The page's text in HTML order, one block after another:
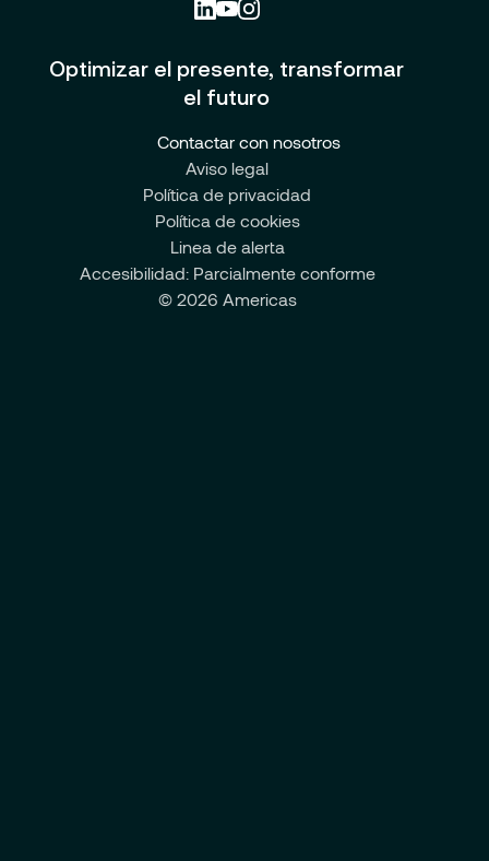
Optimizar el presente, transformar
el futuro
Contactar con nosotros
Aviso legal
Política de privacidad
Política de cookies
Linea de alerta
Accesibilidad: Parcialmente conforme
© 2026 Americas